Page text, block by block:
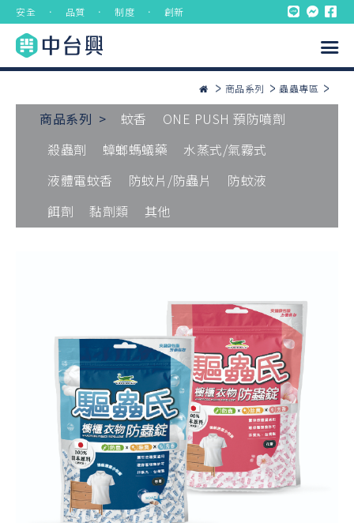
安全 ． 品質 ． 制度 ． 創新
商品系列 蟲蟲專區
商品系列 > 蚊香
ONE PUSH 預防噴劑
殺蟲劑
蟑螂螞蟻藥
水蒸式/氣霧式
液體電蚊香
防蚊片/防蟲片
防蚊液
餌劑
黏劑類 其他